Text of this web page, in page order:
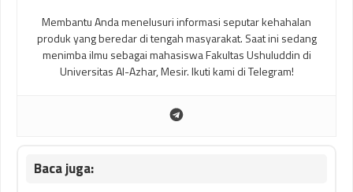
Membantu Anda menelusuri informasi seputar kehahalan
produk yang beredar di tengah masyarakat. Saat ini sedang
menimba ilmu sebagai mahasiswa Fakultas Ushuluddin di
Universitas Al-Azhar, Mesir. Ikuti kami di Telegram!